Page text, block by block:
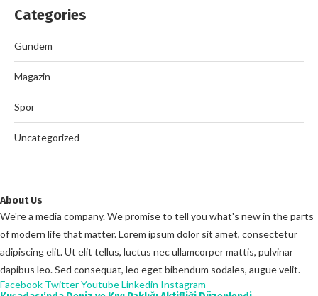
Categories
Gündem
Magazin
Spor
Uncategorized
About Us
We're a media company. We promise to tell you what's new in the parts
of modern life that matter. Lorem ipsum dolor sit amet, consectetur
adipiscing elit. Ut elit tellus, luctus nec ullamcorper mattis, pulvinar
dapibus leo. Sed consequat, leo eget bibendum sodales, augue velit.
Facebook TwitterYoutubeLinkedin Instagram